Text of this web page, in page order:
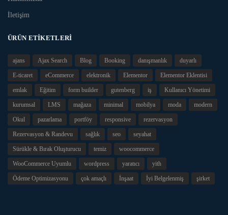
İletişim
ÜRÜN ETIKETLERI
ajans Ajax Search Blog Booking danışmanlık duyarlı
E-ticaret eCommerce elektronik Elementor Elementor Eklentisi
emlak Eğitim form builder gutenberg iş Kullanıcı Yönetimi
kurumsal LMS mağaza minimal mobilya moda modern
Okul pazarlama portföy responsive rezervasyon
Rezervasyon & Randevu sağlık seo seyahat
Sürükle & Bırak Oluşturucu temiz woocommerce
WooCommerce Uyumlu wordpress yaratıcı yith
Ödeme Optimizasyonu çok amaçlı İnşaat İyi Belgelenmiş şirket